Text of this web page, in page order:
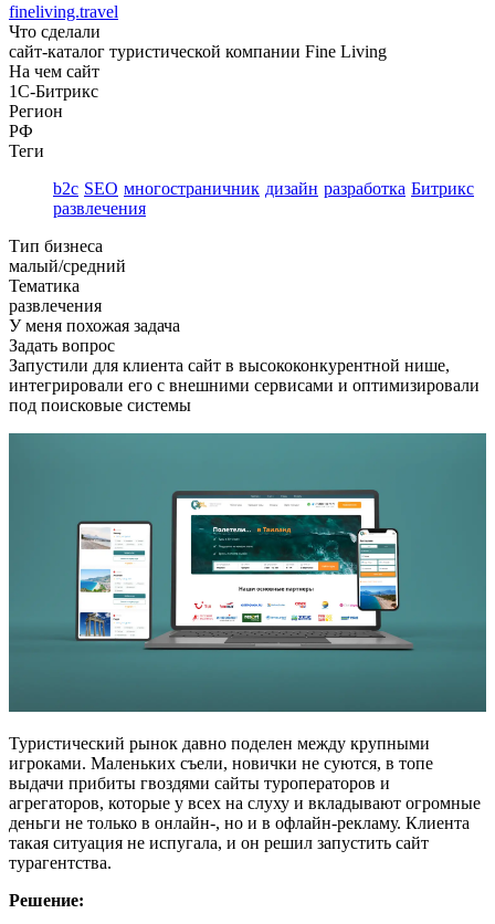
fineliving.travel
Что сделали
сайт-каталог туристической компании Fine Living
На чем сайт
1С-Битрикс
Регион
РФ
Теги
b2c SEO многостраничник дизайн разработка Битрикс
развлечения
Тип бизнеса
малый/средний
Тематика
развлечения
У меня похожая задача
Задать вопрос
Запустили для клиента сайт в высококонкурентной нише,
интегрировали его с внешними сервисами и оптимизировали
под поисковые системы
Туристический рынок давно поделен между крупными
игроками. Маленьких съели, новички не суются, в топе
выдачи прибиты гвоздями сайты туроператоров и
агрегаторов, которые у всех на слуху и вкладывают огромные
деньги не только в онлайн-, но и в офлайн-рекламу. Клиента
такая ситуация не испугала, и он решил запустить сайт
турагентства.
Решение: